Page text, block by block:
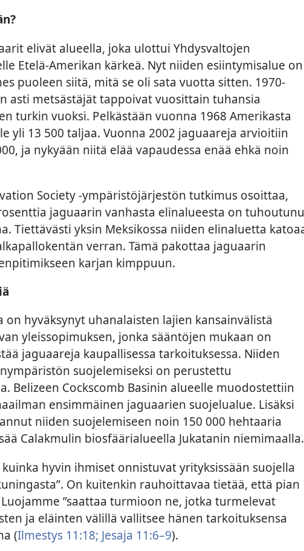
elivät alueella, joka ulottui Yhdysvaltojen
Etelä-Amerikan kärkeä. Nyt niiden esiintymisalue on
puoleen siitä, mitä se oli sata vuotta sitten. 1970-
asti metsästäjät tappoivat vuosittain tuhansia
turkin vuoksi. Pelkästään vuonna 1968 Amerikasta
yli 13 500 taljaa. Vuonna 2002 jaguaareja arvioitiin
ja nykyään niitä elää vapaudessa enää ehkä noin
Society -ympäristöjärjestön tutkimus osoittaa,
jaguaarin vanhasta elinalueesta on
Tiettävästi yksin Meksikossa niiden elinaluetta
verran. Tämä pakottaa jaguaarin
karjan kimppuun.
on hyväksynyt uhanalaisten lajien kansainvälistä
yleissopimuksen, jonka sääntöjen mukaan on
jaguaareja kaupallisessa tarkoituksessa. Niiden
suojelemiseksi on perustettu
Belizeen Cockscomb Basinin alueelle muodostettiin
ensimmäinen jaguaarien suojelualue. Lisäksi
niiden suojelemiseen noin 150 000 hehtaaria
Calakmulin biosfäärialueella Jukatanin niemimaalla.
kuinka hyvin ihmiset onnistuvat yrityksissään suojella
On kuitenkin rauhoittavaa tietää, että pian
”saattaa turmioon ne, jotka turmelevat
ja eläinten välillä vallitsee hänen tarkoituksensa
(Ilmestys 11:18; Jesaja 11:6–9).